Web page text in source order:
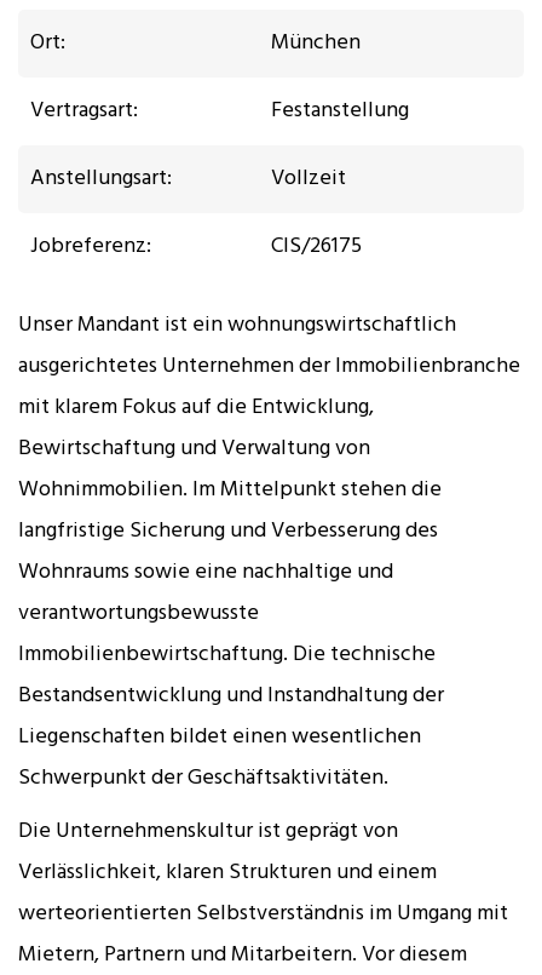
Ort:
München
Vertragsart:
Festanstellung
Anstellungsart:
Vollzeit
Jobreferenz:
ClS/26175
Unser Mandant ist ein wohnungswirtschaftlich
ausgerichtetes Unternehmen der Immobilienbranche
mit klarem Fokus auf die Entwicklung,
Bewirtschaftung und Verwaltung von
Wohnimmobilien. Im Mittelpunkt stehen die
langfristige Sicherung und Verbesserung des
Wohnraums sowie eine nachhaltige und
verantwortungsbewusste
Immobilienbewirtschaftung. Die technische
Bestandsentwicklung und Instandhaltung der
Liegenschaften bildet einen wesentlichen
Schwerpunkt der Geschäftsaktivitäten.
Die Unternehmenskultur ist geprägt von
Verlässlichkeit, klaren Strukturen und einem
werteorientierten Selbstverständnis im Umgang mit
Mietern, Partnern und Mitarbeitern. Vor diesem